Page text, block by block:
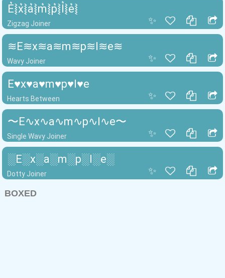
✨
Zigzag Joiner
E͛⦚x͛⦚a͛⦚m͛⦚p͛⦚l͛⦚e͛⦚
✨
Wavy Joiner
≋E≋x≋a≋m≋p≋l≋e≋
✨
Hearts Between
E♥x♥a♥m♥p♥l♥e
✨
Single Wavy Joiner
〜E∿x∿a∿m∿p∿l∿e〜
✨
Dotty Joiner
░E░x░a░m░p░l░e░
BOXED